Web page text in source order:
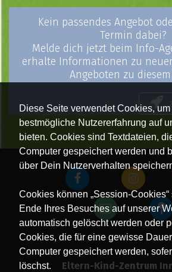
Diese Seite verwendet Cookies,
bestmögliche Nutzererfahrung auf
bieten. Cookies sind Textdateien,
Computer gespeichert werden und
über Dein Nutzerverhalten
Cookies können „Session-
Ende Ihres Besuches auf unserer
automatisch gelöscht werden oder
Cookies, die für eine gewisse
Computer gespeichert werden,
löschst.
Kein passendes Angebot
Termin dabei?
Melde dich jetzt beim Info-
erhalte Informationen zu
Angeboten zu
Eltern-Kind-Zentrum